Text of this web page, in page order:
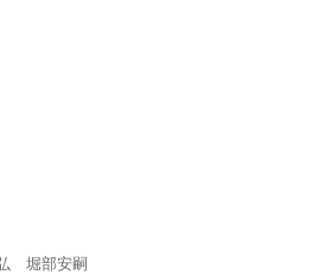
堀部安嗣